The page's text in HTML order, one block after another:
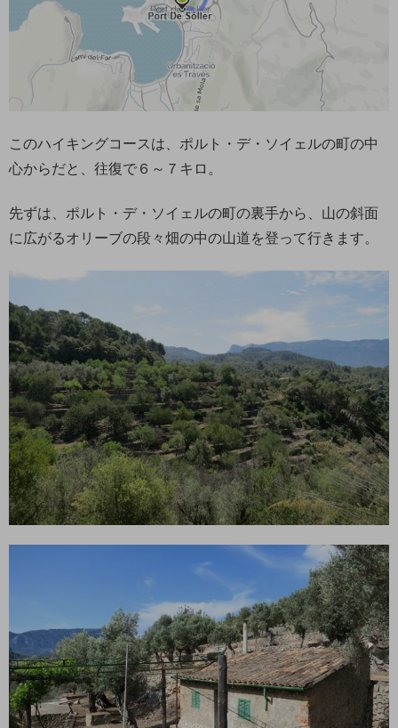
このハイキングコースは、ポルト・デ・ソイェルの町の中
心からだと、往復で６～７キロ。
先ずは、ポルト・デ・ソイェルの町の裏手から、山の斜面
に広がるオリーブの段々畑の中の山道を登って行きます。